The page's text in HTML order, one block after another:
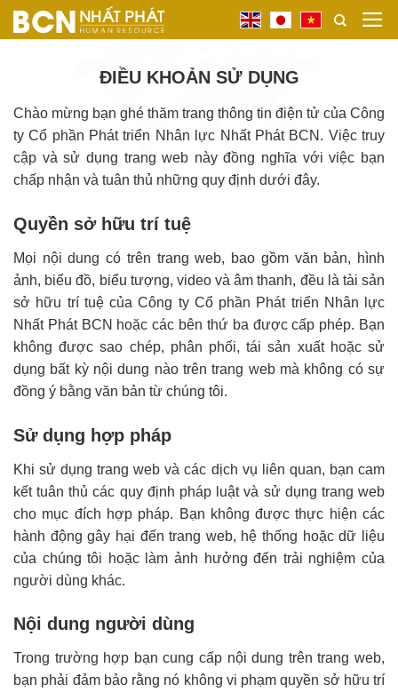
Bỏ
qua
ĐIỀU KHOẢN SỬ DỤNG
Chào mừng bạn ghé thăm trang thông tin điện tử của Công
ty Cổ phần Phát triển Nhân lực Nhất Phát BCN. Việc truy
cập và sử dụng trang web này đồng nghĩa với việc bạn
chấp nhận và tuân thủ những quy định dưới đây.
Quyền sở hữu trí tuệ
Mọi nội dung có trên trang web, bao gồm văn bản, hình
ảnh, biểu đồ, biểu tượng, video và âm thanh, đều là tài sản
sở hữu trí tuệ của Công ty Cổ phần Phát triển Nhân lực
Nhất Phát BCN hoặc các bên thứ ba được cấp phép. Bạn
không được sao chép, phân phối, tái sản xuất hoặc sử
dụng bất kỳ nội dung nào trên trang web mà không có sự
đồng ý bằng văn bản từ chúng tôi.
Sử dụng hợp pháp
Khi sử dụng trang web và các dịch vụ liên quan, bạn cam
kết tuân thủ các quy định pháp luật và sử dụng trang web
cho mục đích hợp pháp. Bạn không được thực hiện các
hành động gây hại đến trang web, hệ thống hoặc dữ liệu
của chúng tôi hoặc làm ảnh hưởng đến trải nghiệm của
người dùng khác.
Nội dung người dùng
Trong trường hợp bạn cung cấp nội dung trên trang web,
bạn phải đảm bảo rằng nó không vi phạm quyền sở hữu trí